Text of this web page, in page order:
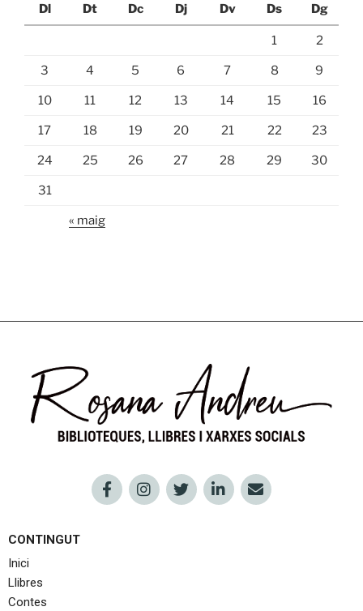
Dl
Dt Dc Dj Dv Ds Dg
1 2
3 4 5 6 7 8 9
10 11 12 13 14 15 16
17 18 19 20 21 22 23
24 25 26 27 28 29 30
31
« maig
CONTINGUT
Inici
Llibres
Contes